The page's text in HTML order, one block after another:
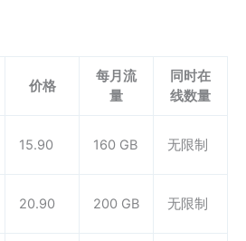
价格
每月流
量
同时在
线数量
15.90 160 GB 无限制
20.90 200 GB 无限制